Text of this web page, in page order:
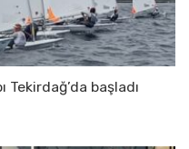
Tekirdağ’da başladı